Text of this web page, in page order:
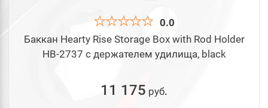
0.0
Баккан Hearty Rise Storage Box with Rod Holder
HB-2737 с держателем удилища, black
11 175 руб.